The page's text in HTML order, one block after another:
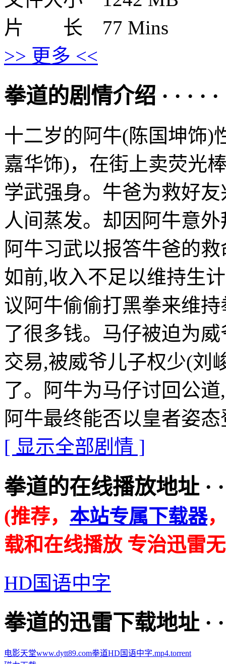
片 长 77 Mins
>> 更多 <<
拳道的剧情介绍 · · · · ·
十二岁的阿牛(陈国坤饰)
嘉华饰)，在街上卖荧光
学武强身。牛爸为救好
人间蒸发。却因阿牛意
阿牛习武以报答牛爸的
如前,收入不足以维持生
议阿牛偷偷打黑拳来维
了很多钱。马仔被迫为
交易,被威爷儿子权少(刘
了。阿牛为马仔讨回公
阿牛最终能否以皇者姿
[ 显示全部剧情 ]
拳道的在线播放地址 · ·
(推荐， 本站专属下载器
载和在线播放 专治迅雷
HD国语中字
拳道的迅雷下载地址 · ·
电影天堂www.dytt89.com拳道HD国语中字.mp4.torrent